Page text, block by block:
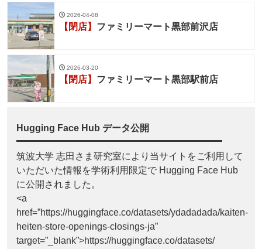
2026-04-08
【閉店】 ファミリーマート黒部前沢店
2026-03-20
【閉店】 ファミリーマート黒部駅前店
Hugging Face Hub データ公開
筑波大学 志田さま研究室により当サイトをご利用して
いただいた情報を学術利用限定で Hugging Face Hub
に公開されました。
<a
href=”https://huggingface.co/datasets/ydadadada/kaiten-
heiten-store-openings-closings-ja”
target=”_blank”>https://huggingface.co/datasets/